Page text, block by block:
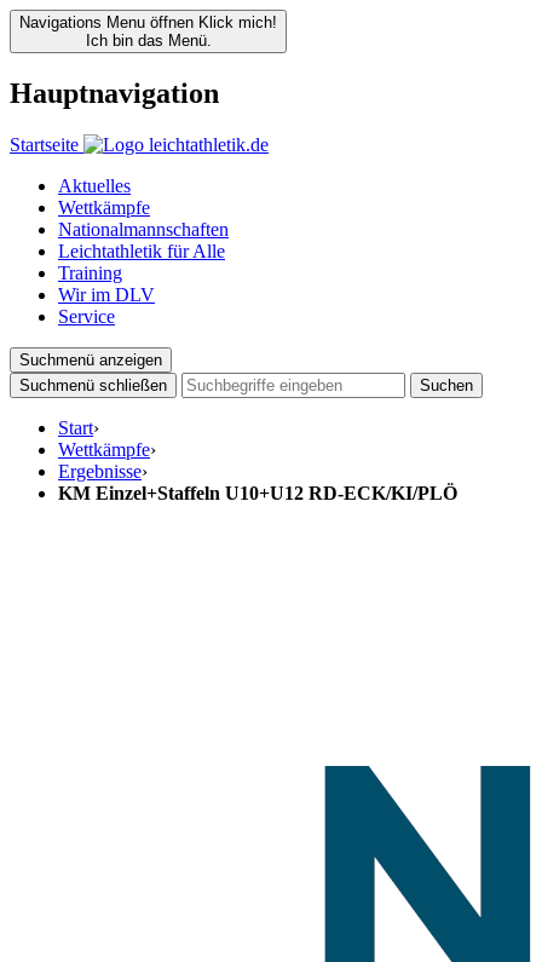
Navigations Menu öffnen Klick mich!
Ich bin das Menü.
Hauptnavigation
Startseite
Aktuelles
Wettkämpfe
Nationalmannschaften
Leichtathletik für Alle
Training
Wir im DLV
Service
Suchmenü anzeigen
Suchmenü schließen
Suchen
Start›
Wettkämpfe›
Ergebnisse›
KM Einzel+Staffeln U10+U12 RD-ECK/KI/PLÖ